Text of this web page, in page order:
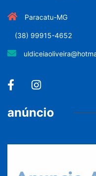
Paracatu-MG
(38) 99915-4652
anúncio